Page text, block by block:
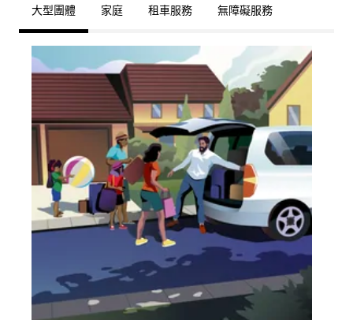
大型團體 家庭 租車服務 無障礙服務